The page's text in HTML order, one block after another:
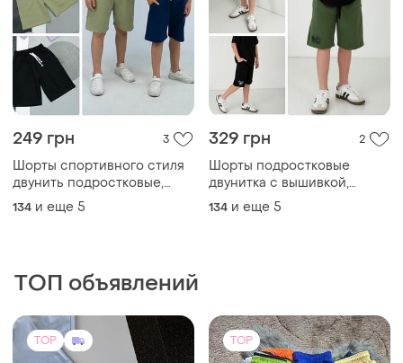
249 грн 3
Шорты спортивного стиля
двунить подростковые,
бермуды спортивные
подростковые
134 и еще 5
329 грн 2
Шорты подростковые
двунитка с вышивкой,
бриджи спортивные
134 и еще 5
ТОП объявлений
TOP TOP